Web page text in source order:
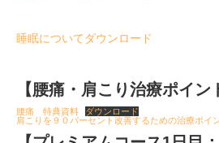
睡眠についてダウンロード
【腰痛・肩こり治療ポイン
腰痛 特典資料
ダウンロード
肩こりを９０パーセント改善するための治療ポイ